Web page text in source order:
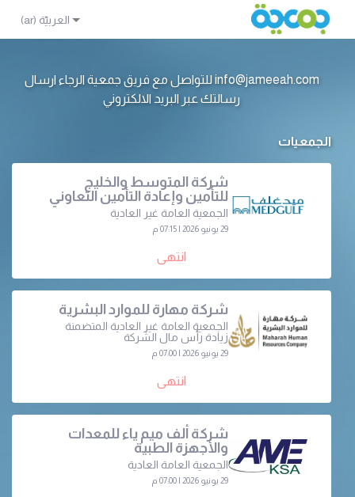
info@jameeah.com للتواصل مع فريق جمعية الرجاء ارسال
رسالتك عبر البريد الالكتروني
الجمعيات
شركة المتوسط والخليج
للتأمين وإعادة التأمين التعاوني
الجمعية العامة غير العادية
29 يونيو 2026 | 07:15 م
انتهى
شركة مهارة للموارد البشرية
الجمعية العامة غير العادية المتضمنة
زيادة رأس مال الشركة
29 يونيو 2026 | 07:00 م
انتهى
شركة ألف ميم ياء للمعدات
والأجهزة الطبية
الجمعية العامة العادية
29 يونيو 2026 | 07:00 م